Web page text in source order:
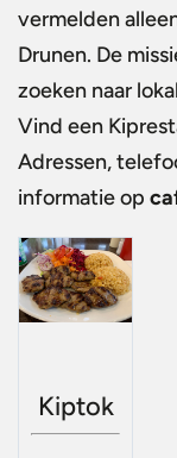
vermelden
Drunen. De
zoeken naar
Vind een
Adressen,
informatie op
Kiptok